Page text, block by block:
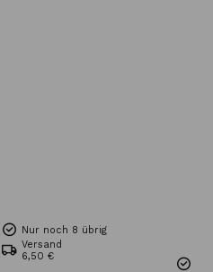
Nur noch 8 übrig
Versand
6,50 €